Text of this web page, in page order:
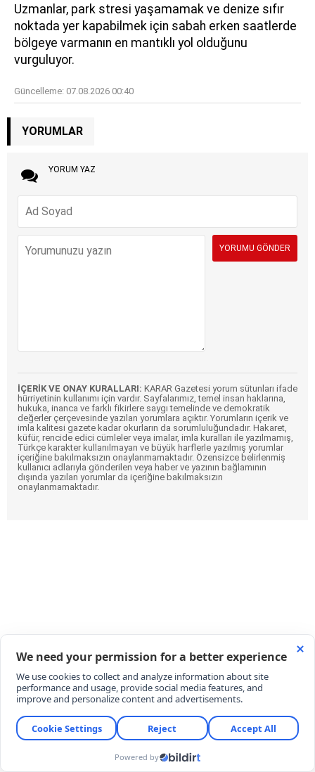
Uzmanlar, park stresi yaşamamak ve denize sıfır
noktada yer kapabilmek için sabah erken saatlerde
bölgeye varmanın en mantıklı yol olduğunu
vurguluyor.
Güncelleme: 07.08.2026 00:40
YORUMLAR
YORUM YAZ
İÇERİK VE ONAY KURALLARI: KARAR Gazetesi yorum sütunları ifade
hürriyetinin kullanımı için vardır. Sayfalarımız, temel insan haklarına,
hukuka, inanca ve farklı fikirlere saygı temelinde ve demokratik
değerler çerçevesinde yazılan yorumlara açıktır. Yorumların içerik ve
imla kalitesi gazete kadar okurların da sorumluluğundadır. Hakaret,
küfür, rencide edici cümleler veya imalar, imla kuralları ile yazılmamış,
Türkçe karakter kullanılmayan ve büyük harflerle yazılmış yorumlar
içeriğine bakılmaksızın onaylanmamaktadır. Özensizce belirlenmiş
kullanıcı adlarıyla gönderilen veya haber ve yazının bağlamının
dışında yazılan yorumlar da içeriğine bakılmaksızın
onaylanmamaktadır.
BYD Türkiye’de kan kaybediyor!
Temmuz’da sadece 17 araç satabildi